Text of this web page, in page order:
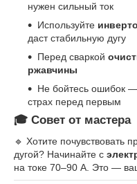
нужен сильный ток
Используйте
даст стабильную дугу
Перед сваркой
ржавчины
Не бойтесь ошибок
страх перед первым
🎓 Совет от мастера
🔹 Хотите почувствовать
дугой? Начинайте с
на токе 70–90 А. Это —